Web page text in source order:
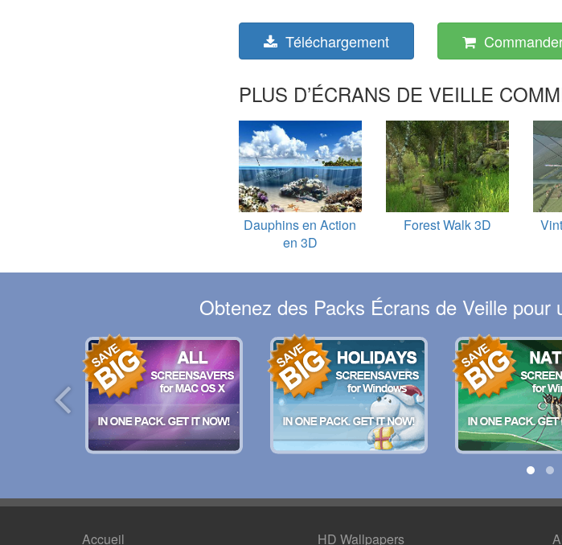
Téléchargement
PLUS D’ÉCRANS DE VEILLE
Dauphins en Action
en 3D
Forest Walk 3D
Obtenez des Packs Écrans de Veille
Accueil HD Wallpapers